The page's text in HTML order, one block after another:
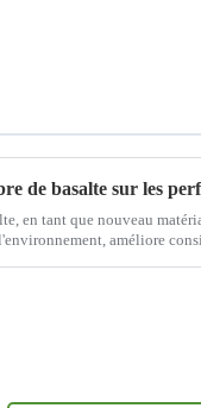
de basalte sur les
en tant que nouveau
améliore